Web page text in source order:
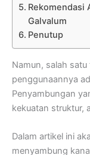
Rekomendasi
Galvalum
Penutup
Namun, salah
penggunaannya
Penyambungan
kekuatan struktur,
Dalam artikel ini
menyambung